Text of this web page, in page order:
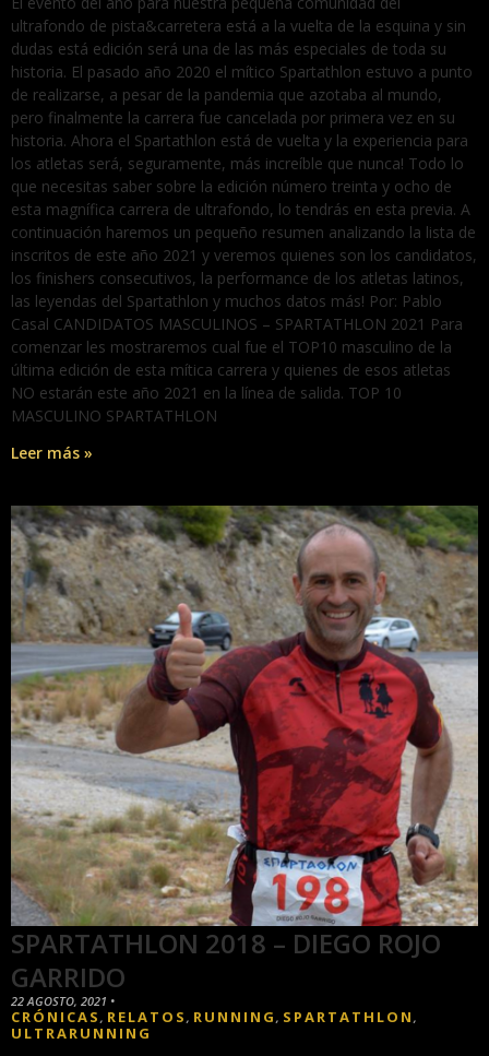
ultrafondo de pista&carretera está a la vuelta de la esquina y sin
dudas está edición será una de las más especiales de toda su
historia. El pasado año 2020 el mítico Spartathlon estuvo a punto
de realizarse, a pesar de la pandemia que azotaba al mundo,
pero finalmente la carrera fue cancelada por primera vez en su
historia. Ahora el Spartathlon está de vuelta y la experiencia para
los atletas será, seguramente, más increíble que nunca! Todo lo
que necesitas saber sobre la edición número treinta y ocho de
esta magnífica carrera de ultrafondo, lo tendrás en esta previa. A
continuación haremos un pequeño resumen analizando la lista de
inscritos de este año 2021 y veremos quienes son los candidatos,
los finishers consecutivos, la performance de los atletas latinos,
las leyendas del Spartathlon y muchos datos más! Por: Pablo
Casal CANDIDATOS MASCULINOS – SPARTATHLON 2021 Para
comenzar les mostraremos cual fue el TOP10 masculino de la
última edición de esta mítica carrera y quienes de esos atletas
NO estarán este año 2021 en la línea de salida. TOP 10
MASCULINO SPARTATHLON
Leer más »
SPARTATHLON 2018 – DIEGO ROJO
GARRIDO
22 AGOSTO, 2021 •
CRÓNICAS , RELATOS , RUNNING , SPARTATHLON ,
ULTRARUNNING